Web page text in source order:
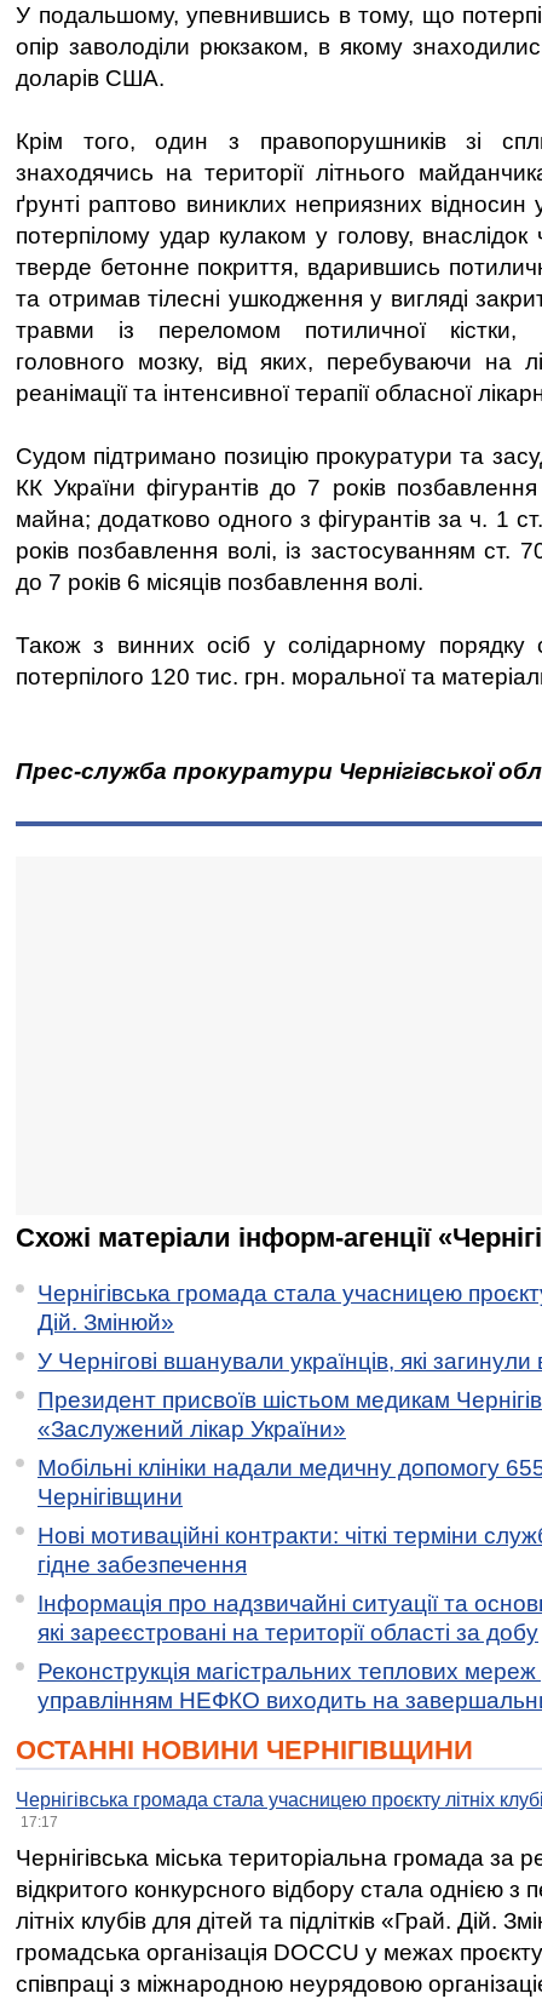
У подальшому, упевнившись в тому, що
опір заволоділи рюкзаком, в якому
доларів США.
Крім того, один з правопорушників зі
знаходячись на території літнього
ґрунті раптово виниклих неприязних
потерпілому удар кулаком у голову, внаслідок
тверде бетонне покриття, вдарившись
та отримав тілесні ушкодження у вигляді
травми із переломом потиличної кістки,
головного мозку, від яких, перебуваючи на
реанімації та інтенсивної терапії обласної
Судом підтримано позицію прокуратури та
КК України фігурантів до 7 років
майна; додатково одного з фігурантів за ч. 1
років позбавлення волі, із застосуванням ст.
до 7 років 6 місяців позбавлення волі.
Також з винних осіб у солідарному порядку
потерпілого 120 тис. грн. моральної та
Прес-служба прокуратури Чернігівської
Схожі матеріали інформ-агенції
Чернігівська громада стала учасницею
Дій. Змінюй»
У Чернігові вшанували українців, які загинули
Президент присвоїв шістьом медикам
«Заслужений лікар України»
Мобільні клініки надали медичну допомогу
Чернігівщини
Нові мотиваційні контракти: чіткі терміни
гідне забезпечення
Інформація про надзвичайні ситуації та
які зареєстровані на території області за добу
Реконструкція магістральних теплових мереж
управлінням НЕФКО виходить на
ОСТАННІ НОВИНИ ЧЕРНІГІВЩИНИ
Чернігівська громада стала учасницею проєкту літніх
17:17
Чернігівська міська територіальна громада за
відкритого конкурсного відбору стала однією
літніх клубів для дітей та підлітків «Грай. Дій.
громадська організація DOCCU у межах
співпраці з міжнародною неурядовою